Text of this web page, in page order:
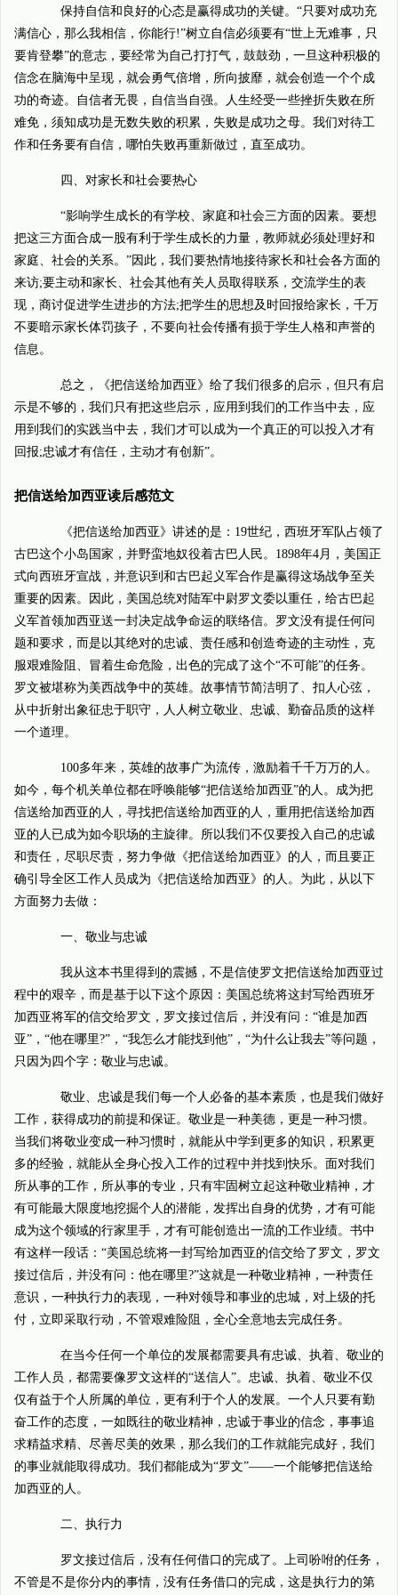
保持自信和良好的心态是赢得成功的关键。“只要对成功充
满信心，那么我相信，你能行!”树立自信必须要有“世上无难事，只
要肯登攀”的意志，要经常为自己打打气，鼓鼓劲，一旦这种积极的
信念在脑海中呈现，就会勇气倍增，所向披靡，就会创造一个个成
功的奇迹。自信者无畏，自信当自强。人生经受一些挫折失败在所
难免，须知成功是无数失败的积累，失败是成功之母。我们对待工
作和任务要有自信，哪怕失败再重新做过，直至成功。
四、对家长和社会要热心
“影响学生成长的有学校、家庭和社会三方面的因素。要想
把这三方面合成一股有利于学生成长的力量，教师就必须处理好和
家庭、社会的关系。”因此，我们要热情地接待家长和社会各方面的
来访;要主动和家长、社会其他有关人员取得联系，交流学生的表
现，商讨促进学生进步的方法;把学生的思想及时回报给家长，千万
不要暗示家长体罚孩子，不要向社会传播有损于学生人格和声誉的
信息。
总之，《把信送给加西亚》给了我们很多的启示，但只有启
示是不够的，我们只有把这些启示，应用到我们的工作当中去，应
用到我们的实践当中去，我们才可以成为一个真正的可以投入才有
回报;忠诚才有信任，主动才有创新”。
把信送给加西亚读后感范文
《把信送给加西亚》讲述的是：19世纪，西班牙军队占领了
古巴这个小岛国家，并野蛮地奴役着古巴人民。1898年4月，美国正
式向西班牙宣战，并意识到和古巴起义军合作是赢得这场战争至关
重要的因素。因此，美国总统对陆军中尉罗文委以重任，给古巴起
义军首领加西亚送一封决定战争命运的联络信。罗文没有提任何问
题和要求，而是以其绝对的忠诚、责任感和创造奇迹的主动性，克
服艰难险阻、冒着生命危险，出色的完成了这个“不可能”的任务。
罗文被堪称为美西战争中的英雄。故事情节简洁明了、扣人心弦，
从中折射出象征忠于职守，人人树立敬业、忠诚、勤奋品质的这样
一个道理。
100多年来，英雄的故事广为流传，激励着千千万万的人。
如今，每个机关单位都在呼唤能够“把信送给加西亚”的人。成为把
信送给加西亚的人，寻找把信送给加西亚的人，重用把信送给加西
亚的人已成为如今职场的主旋律。所以我们不仅要投入自己的忠诚
和责任，尽职尽责，努力争做《把信送给加西亚》的人，而且要正
确引导全区工作人员成为《把信送给加西亚》的人。为此，从以下
方面努力去做：
一、敬业与忠诚
我从这本书里得到的震撼，不是信使罗文把信送给加西亚过
程中的艰辛，而是基于以下这个原因：美国总统将这封写给西班牙
加西亚将军的信交给罗文，罗文接过信后，并没有问：“谁是加西
亚”，“他在哪里?”，“我怎么才能找到他”，“为什么让我去”等问题，
只因为四个字：敬业与忠诚。
敬业、忠诚是我们每一个人必备的基本素质，也是我们做好
工作，获得成功的前提和保证。敬业是一种美德，更是一种习惯。
当我们将敬业变成一种习惯时，就能从中学到更多的知识，积累更
多的经验，就能从全身心投入工作的过程中并找到快乐。面对我们
所从事的工作，所从事的专业，只有牢固树立起这种敬业精神，才
有可能最大限度地挖掘个人的潜能，发挥出自身的优势，才有可能
成为这个领域的行家里手，才有可能创造出一流的工作业绩。书中
有这样一段话：“美国总统将一封写给加西亚的信交给了罗文，罗文
接过信后，并没有问：他在哪里?”这就是一种敬业精神，一种责任
意识，一种执行力的表现，一种对领导和事业的忠城，对上级的托
付，立即采取行动，不管艰难险阻，全心全意地去完成任务。
在当今任何一个单位的发展都需要具有忠诚、执着、敬业的
工作人员，都需要像罗文这样的“送信人”。忠诚、执着、敬业不仅
仅有益于个人所属的单位，更有利于个人的发展。一个人只要有勤
奋工作的态度，一如既往的敬业精神，忠诚于事业的信念，事事追
求精益求精、尽善尽美的效果，那么我们的工作就能完成好，我们
的事业就能取得成功。我们都能成为“罗文”——一个能够把信送给
加西亚的人。
二、执行力
罗文接过信后，没有任何借口的完成了。上司吩咐的任务，
不管是不是你分内的事情，没有任务借口的完成，这是执行力的第